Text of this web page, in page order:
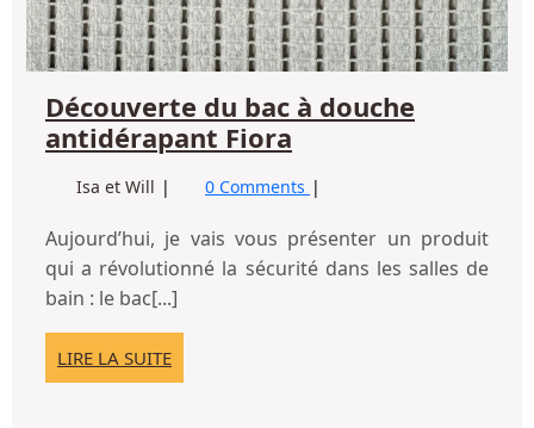
Découverte du bac à douche
antidérapant Fiora
bac
à
douche
Isa et Will Découverte
bac
à
antidérapant
Fiora
0 Comments
Aujourd’hui, je vais vous présenter un produit
qui a révolutionné la sécurité dans les salles de
bain : le bac[...]
LIRE LA SUITELIRE
LA